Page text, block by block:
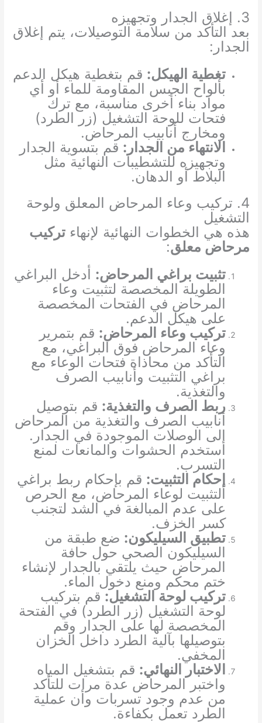
3. إغلاق الجدار وتجهيزه
بعد التأكد من سلامة التوصيلات، يتم إغلاق
الجدار:
تغطية الهيكل: قم بتغطية هيكل الدعم
بألواح الجبس المقاومة للماء أو أي
مواد بناء أخرى مناسبة، مع ترك
فتحات للوحة التشغيل (زر الطرد)
ومخارج أنابيب المرحاض.
الانتهاء من الجدار: قم بتسوية الجدار
وتجهيزه للتشطيبات النهائية مثل
البلاط أو الدهان.
4. تركيب وعاء المرحاض المعلق ولوحة
التشغيل
هذه هي الخطوات النهائية لإنهاءتركيب
مرحاض معلق:
تثبيت براغي المرحاض: أدخل البراغي
الطويلة المخصصة لتثبيت وعاء
المرحاض في الفتحات المخصصة
على هيكل الدعم.
تركيب وعاء المرحاض: قم بتمرير
وعاء المرحاض فوق البراغي، مع
التأكد من محاذاة فتحات الوعاء مع
براغي التثبيت وأنابيب الصرف
والتغذية.
ربط الصرف والتغذية: قم بتوصيل
أنابيب الصرف والتغذية من المرحاض
إلى الوصلات الموجودة في الجدار.
استخدم الحشوات والمانعات لمنع
التسرب.
إحكام التثبيت: قم بإحكام ربط براغي
التثبيت لوعاء المرحاض، مع الحرص
على عدم المبالغة في الشد لتجنب
كسر الخزف.
تطبيق السيليكون: ضع طبقة من
السيليكون الصحي حول حافة
المرحاض حيث يلتقي بالجدار لإنشاء
ختم محكم ومنع دخول الماء.
تركيب لوحة التشغيل: قم بتركيب
لوحة التشغيل (زر الطرد) في الفتحة
المخصصة لها على الجدار وقم
بتوصيلها بآلية الطرد داخل الخزان
المخفي.
الاختبار النهائي: قم بتشغيل المياه
واختبر المرحاض عدة مرات للتأكد
من عدم وجود تسربات وأن عملية
الطرد تعمل بكفاءة.